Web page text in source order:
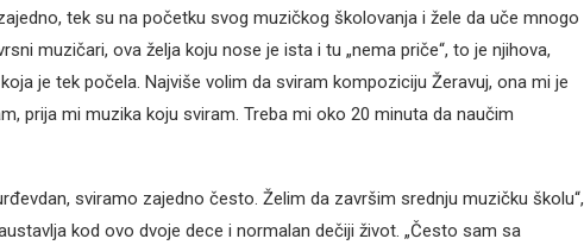
tek su na početku svog muzičkog školovanja i žele da uče mnogo
muzičari, ova želja koju nose je ista i tu „nema priče“, to je njihova,
je tek počela. Najviše volim da sviram kompoziciju Žeravuj, ona mi je
prija mi muzika koju sviram. Treba mi oko 20 minuta da naučim
sviramo zajedno često. Želim da završim srednju muzičku školu“,
kod ovo dvoje dece i normalan dečiji život. „Često sam sa